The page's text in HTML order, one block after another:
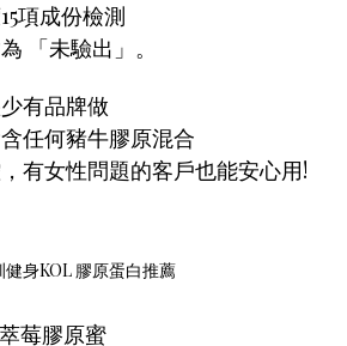
項成份檢測
「未驗出」。
有品牌做
任何豬牛膠原混合
有女性問題的客戶也能安心用!
莓膠原蜜